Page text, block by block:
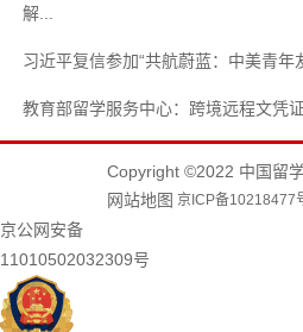
解...
习近平复信参加“共航蔚蓝：中美青年
教育部留学服务中心：跨境远程文凭
Copyright ©2022 中国留
网站地图 京ICP备10218477
京公网安备
11010502032309号